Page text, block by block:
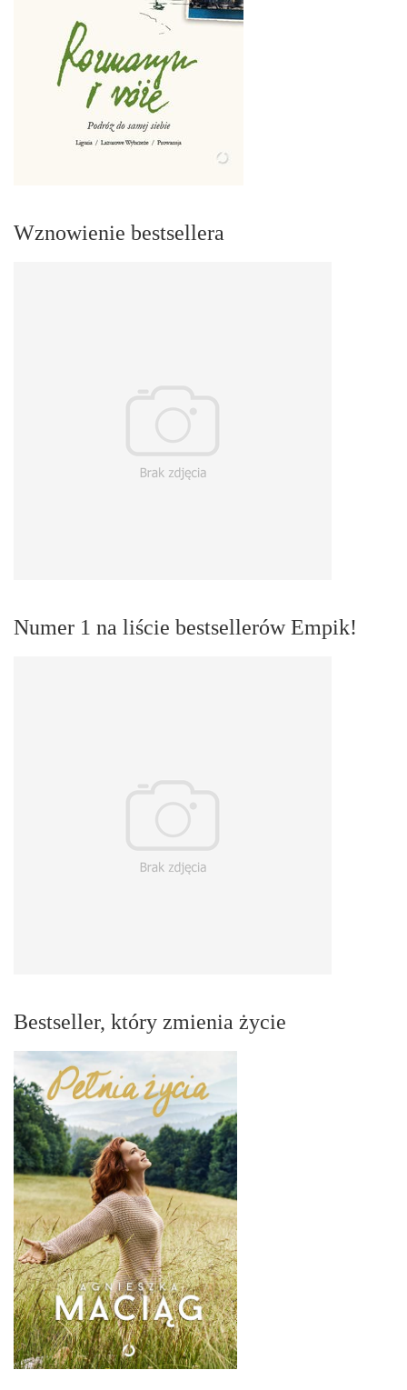
Wznowienie bestsellera
Numer 1 na liście bestsellerów Empik!
Bestseller, który zmienia życie